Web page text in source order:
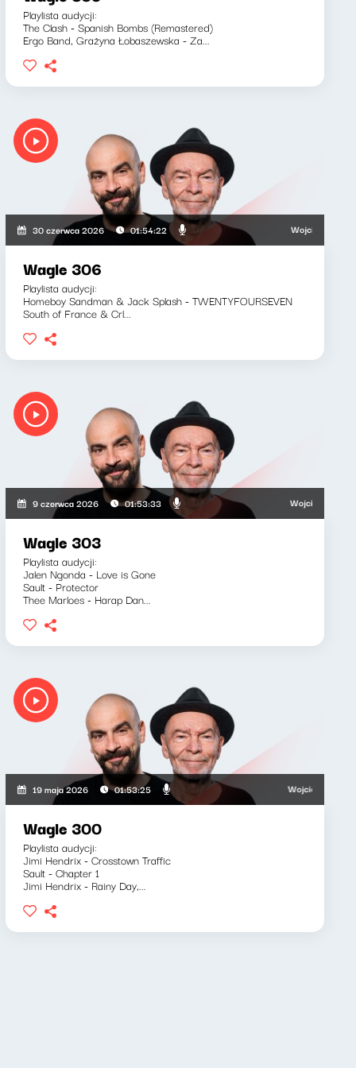
Playlista audycji:
The Clash - Spanish Bombs (Remastered)
Ergo Band, Grażyna Łobaszewska - Za...
30 czerwca 2026 01:54:22 Wojciech
Wagle 306
Playlista audycji:
Homeboy Sandman & Jack Splash - TWENTYFOURSEVEN
South of France & Crl...
Bartosz "Fisz" Waglewski
9 czerwca 2026 01:53:33 Wojciech
Wagle 303
Playlista audycji:
Jalen Ngonda - Love is Gone
Sault - Protector
Thee Marloes - Harap Dan...
Bartosz "Fisz" Waglewski
19 maja 2026 01:53:25 Wojciech
Wagle 300
Playlista audycji:
Jimi Hendrix - Crosstown Traffic
Sault - Chapter 1
Jimi Hendrix - Rainy Day,...